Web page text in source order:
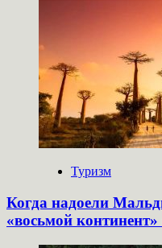
Туризм
Когда надоели
«восьмой